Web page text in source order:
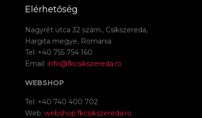
Elérhetőség
Nagyrét utca 32 szám., Csíkszereda,
Hargita megye, Romania
Tel: +40 755 754 160
Email: info@fkcsikszereda.ro
WEBSHOP
Tel: +40 740 400 702
Web: webshop.fkcsikszereda.ro